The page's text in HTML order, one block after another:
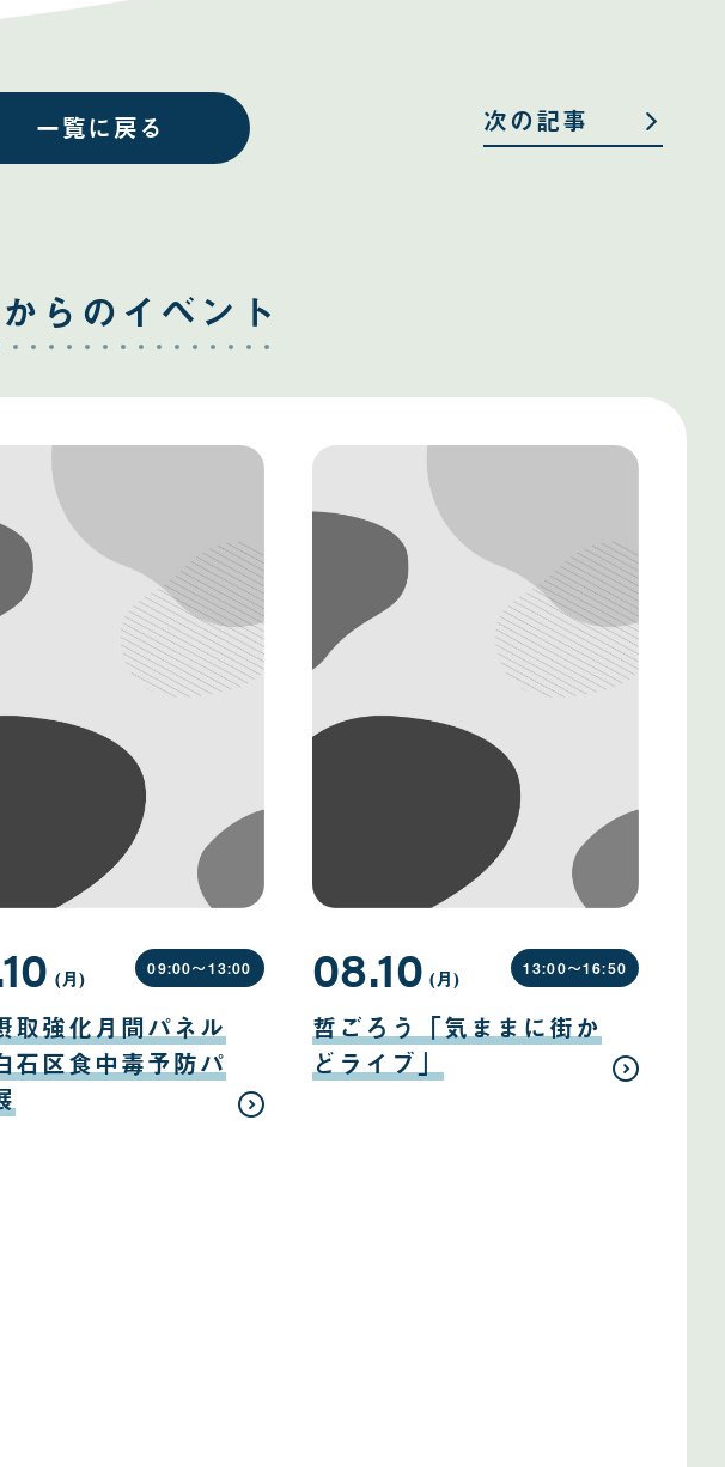
一覧に戻る 次の記事
らのイベント
取強化月間パネル
石区食中毒予防パ
(月曜
日
) 09:00〜13:00
哲ごろう「気ままに街か
どライブ」
08.10
月
10
日
(月曜
日
) 13:00〜16:50